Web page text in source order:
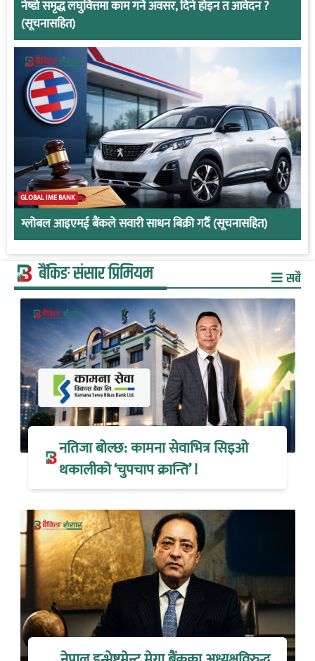
नेष्डो समृद्ध लघुवित्तमा काम गर्ने अवसर, दिने होइन त आवेदन ?
(सूचनासहित)
GLOBAL IME BANK
ग्लोबल आइएमई बैंकले सवारी साधन बिक्री गर्दै (सूचनासहित)
बैंकिङ संसार प्रिमियम सबै
नतिजा बोल्छ: कामना सेवाभित्र सिइओ
थकालीको ‘चुपचाप क्रान्ति’ !